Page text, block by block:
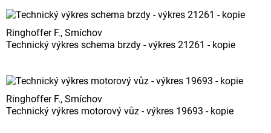
Ringhoffer F., Smíchov
Technický výkres schema brzdy - výkres 21261 - kopie
Ringhoffer F., Smíchov
Technický výkres motorový vůz - výkres 19693 - kopie